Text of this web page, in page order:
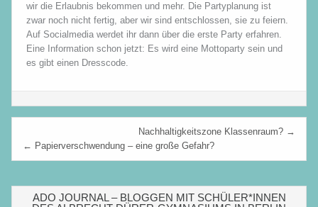
wir die Erlaubnis bekommen und mehr. Die Partyplanung ist
zwar noch nicht fertig, aber wir sind entschlossen, sie zu feiern.
Auf Socialmedia werdet ihr dann über die erste Party erfahren.
Eine Information schon jetzt: Es wird eine Mottoparty sein und
es gibt einen Dresscode.
BeitragsnavigationNachhaltigkeitszone Klassenraum? →
← Papierverschwendung – eine große Gefahr?
ADO JOURNAL – BLOGGEN MIT SCHÜLER*INNEN